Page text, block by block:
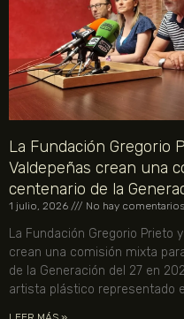
La Fundación Gregorio
Valdepeñas crean una
centenario de la
1 julio, 2026 No hay comentarios
La Fundación Gregorio Prieto
crean una comisión mixta
de la Generación del 27 en
artista plástico representado